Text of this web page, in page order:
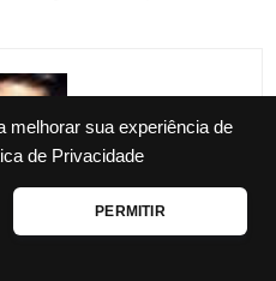
melhorar sua experiência de
de Privacidade
PERMITIR
Municipais para Visitar
Nascentes de